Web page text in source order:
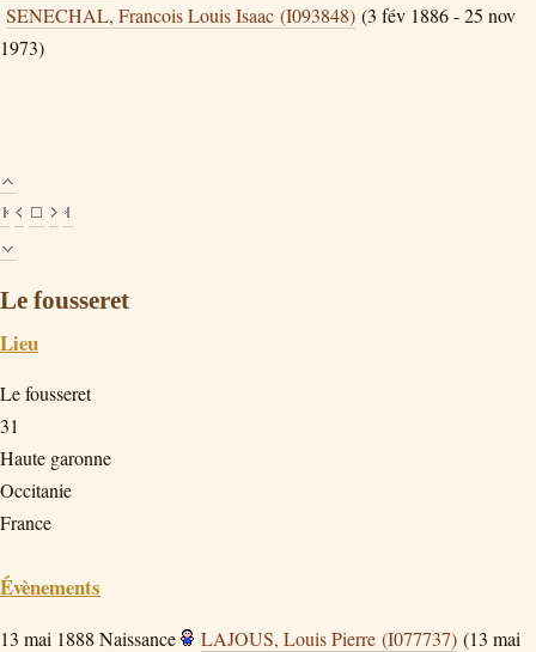
SENECHAL, Francois Louis Isaac (I093848) (3 fév 1886 - 25 nov
1973)
Le fousseret
Lieu
Le fousseret
31
Haute garonne
Occitanie
France
Évènements
13 mai 1888 Naissance LAJOUS, Louis Pierre (I077737) (13 mai